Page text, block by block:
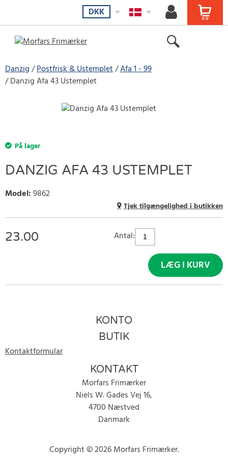
DKK
Danzig Postfrisk & Ustemplet Afa 1 - 99
Danzig Afa 43 Ustemplet
På lager
DANZIG AFA 43 USTEMPLET
Model:9862
Tjek tilgængelighed i butikken
23.00 Antal:
LÆG I KURV
KONTO
BUTIK
Kontaktformular
KONTAKT
Morfars Frimærker
Niels W. Gades Vej 16,
4700 Næstved
Danmark
Copyright © 2026 Morfars Frimærker.